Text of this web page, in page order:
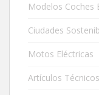
Modelos Coches
Ciudades
Motos Eléctricas
Artículos Técnicos